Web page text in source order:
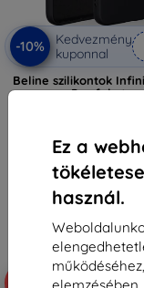
Ez a
használ.
-10%
Kedvezmény
kuponnal
Beline szilikontok
Pro fekete
Raktáron > 5